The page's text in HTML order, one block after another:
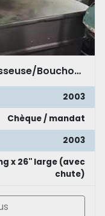
VIAPACK SOLUTION VP Remplisseuse/Bouchonneuse à engrenage
2003
Chèque / mandat
2003
x 26'' large (avec
chute)